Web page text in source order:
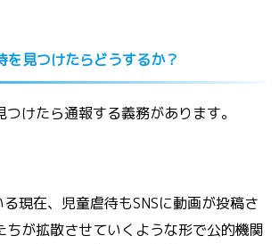
を見つけたらどうするか？
けたら通報する義務があります。
る現在、児童虐待もSNSに動画が投稿さ
ちが拡散させていくような形で公的機関